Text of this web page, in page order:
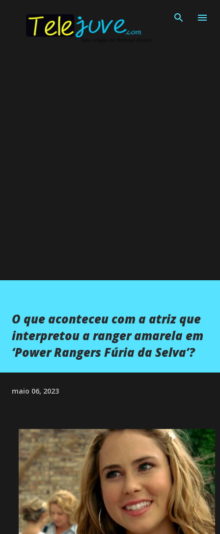
O que aconteceu com a atriz que
interpretou a ranger amarela em
‘Power Rangers Fúria da Selva’?
maio 06, 2023